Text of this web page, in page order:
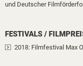
und Deutscher
FESTIVALS /
2018: Filmfestival Max